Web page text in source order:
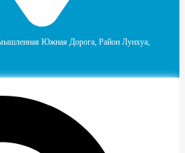
Южная Дорога, Район Лунхуа,